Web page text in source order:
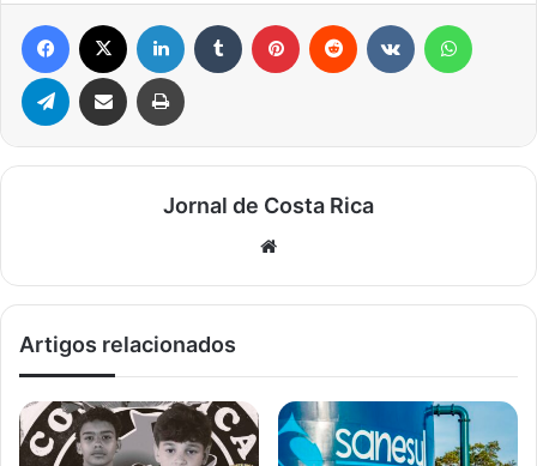
Facebook Linkedin Tumblr Pinterest Reddit
Telegram Compartilhar via e-mail Imprimir
Jornal de Costa Rica
Artigos relacionados